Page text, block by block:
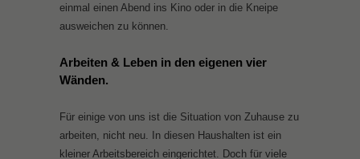
einmal einen Abend ins Kino oder in die Kneipe
ausweichen zu können.
Arbeiten & Leben in den eigenen vier
Wänden.
Für einige von uns ist die Situation von Zuhause zu
arbeiten, nicht neu. In diesen Haushalten ist ein
kleiner Arbeitsbereich eingerichtet. Doch für viele